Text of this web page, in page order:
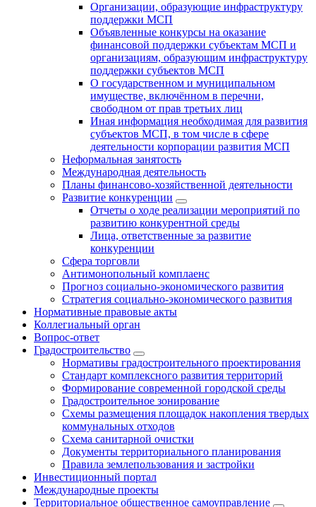
Организации, образующие инфраструктуру
поддержки МСП
Объявленные конкурсы на оказание
финансовой поддержки субъектам МСП и
организациям, образующим инфраструктуру
поддержки субъектов МСП
О государственном и муниципальном
имуществе, включённом в перечни,
свободном от прав третьих лиц
Иная информация необходимая для развития
субъектов МСП, в том числе в сфере
деятельности корпорации развития МСП
Неформальная занятость
Международная деятельность
Планы финансово-хозяйственной деятельности
Развитие конкуренции
Отчеты о ходе реализации мероприятий по
развитию конкурентной среды
Лица, ответственные за развитие
конкуренции
Сфера торговли
Антимонопольный комплаенс
Прогноз социально-экономического развития
Стратегия социально-экономического развития
Нормативные правовые акты
Коллегиальный орган
Вопрос-ответ
Градостроительство
Нормативы градостроительного проектирования
Стандарт комплексного развития территорий
Формирование современной городской среды
Градостроительное зонирование
Схемы размещения площадок накопления твердых
коммунальных отходов
Схема санитарной очистки
Документы территориального планирования
Правила землепользования и застройки
Инвестиционный портал
Международные проекты
Территориальное общественное самоуправление